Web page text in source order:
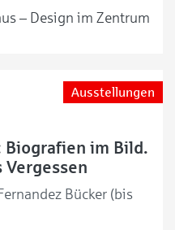
– Design im Zentrum
Ausstellungen
im Bild.
Vergessen
Bücker (bis